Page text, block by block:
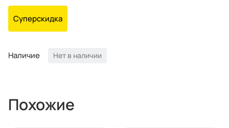
Суперскидка
Наличие Нет в наличии
Похожие